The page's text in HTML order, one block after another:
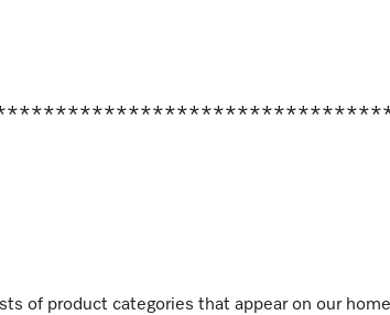
of product categories that appear on our